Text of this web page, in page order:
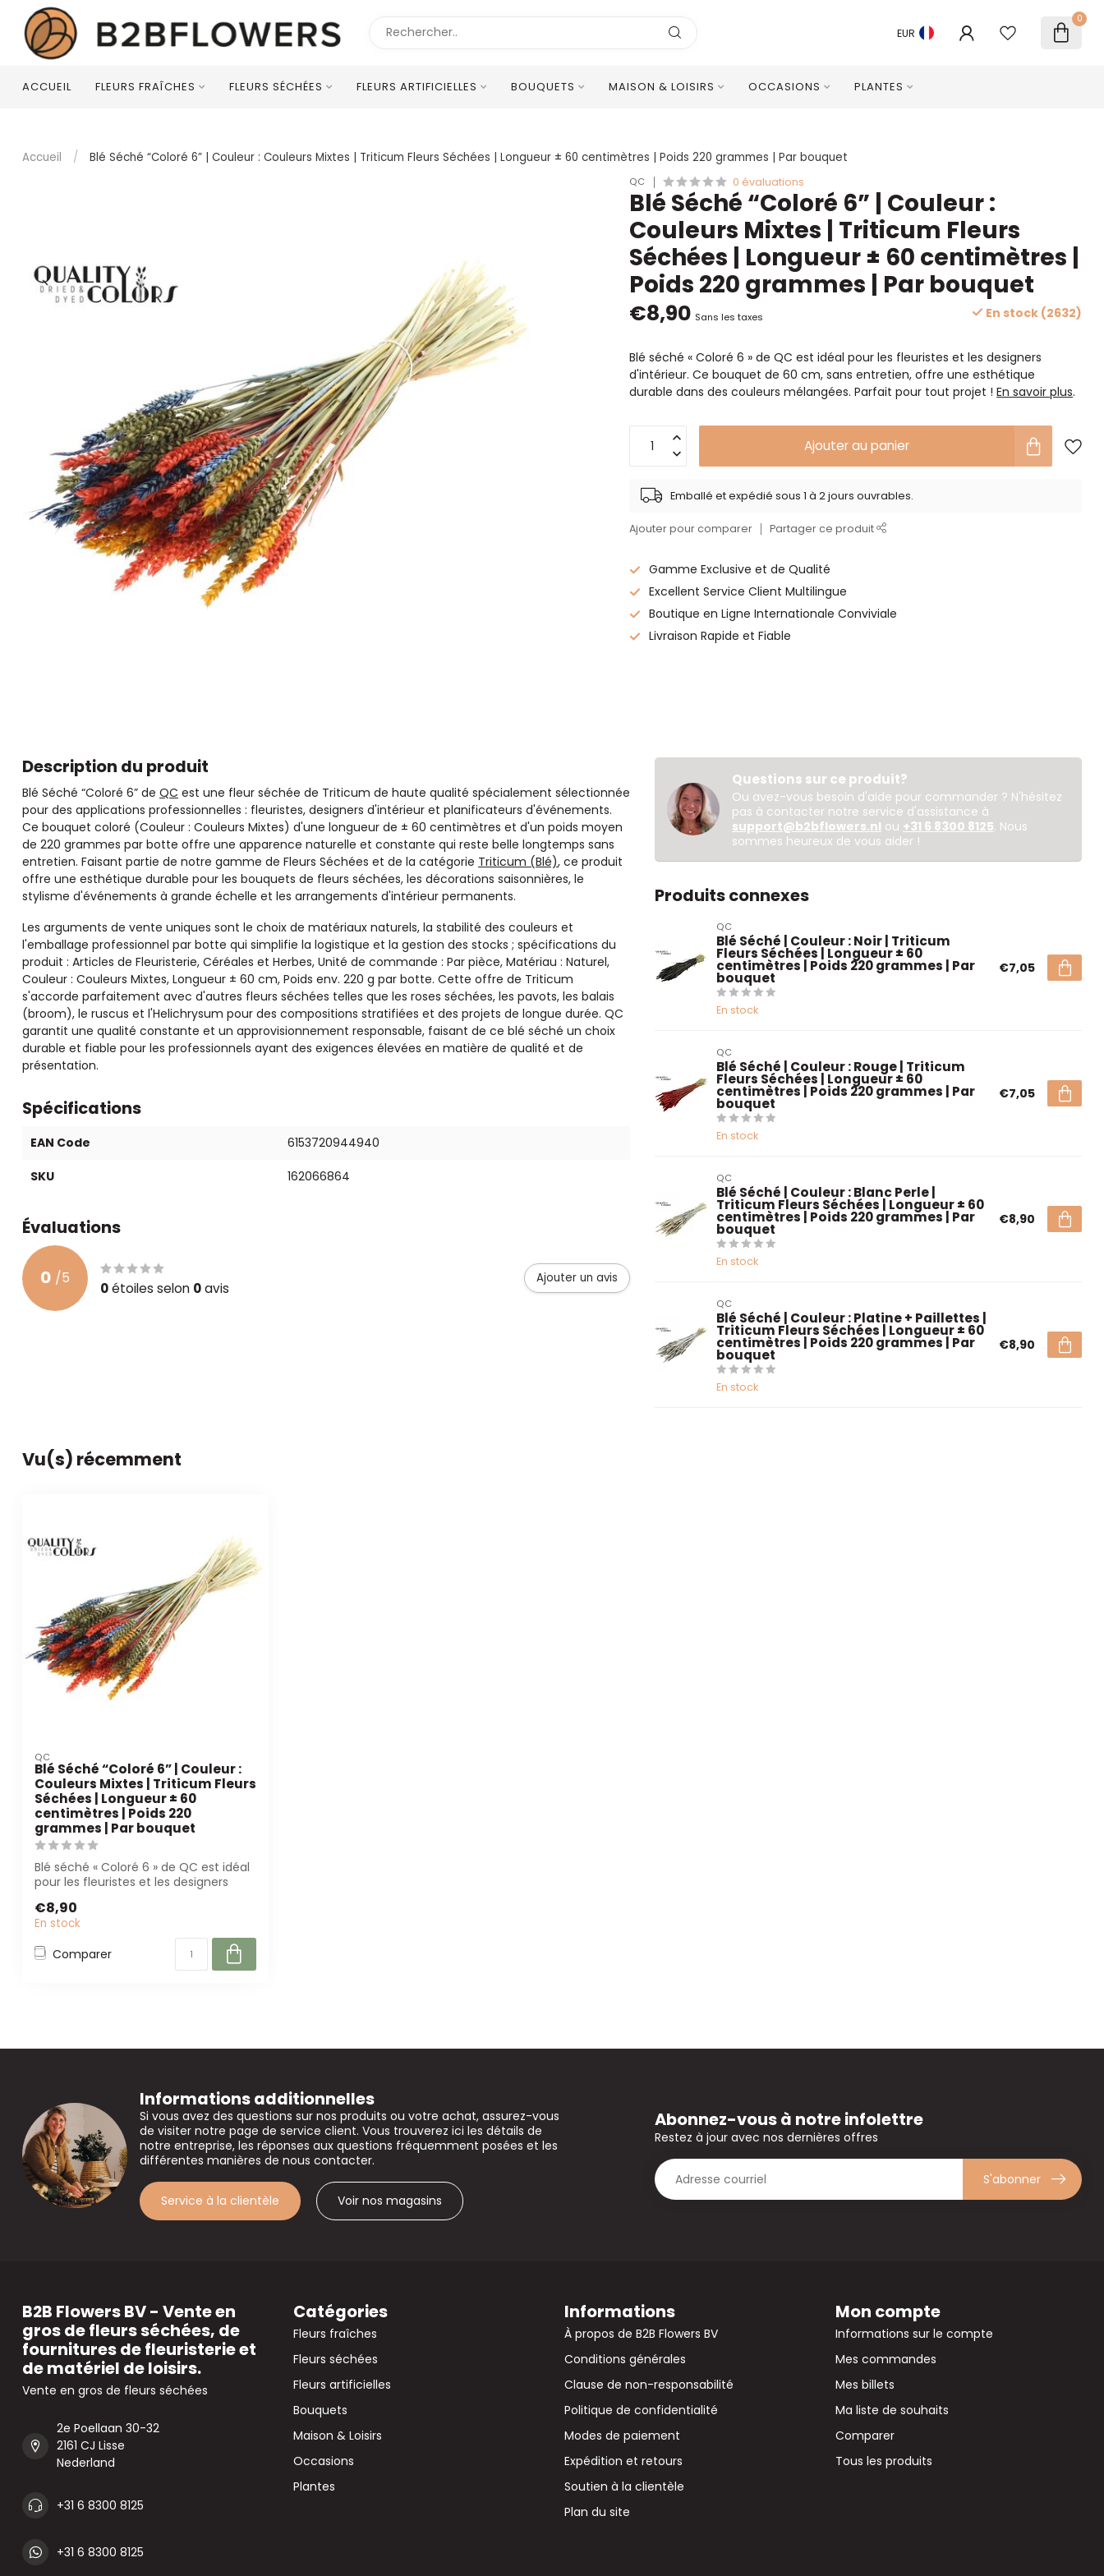
EUR
0
ACCUEIL FLEURS FRAÎCHES FLEURS SÉCHÉES FLEURS ARTIFICIELLES BOUQUETS MAISON & LOISIRS OCCASIONS PLANTES
Accueil / Blé Séché “Coloré 6” | Couleur : Couleurs Mixtes | Triticum Fleurs Séchées | Longueur ± 60 centimètres | Poids 220 grammes | Par bouquet
QC 0 évaluations
Blé Séché “Coloré 6” | Couleur :
Couleurs Mixtes | Triticum Fleurs
Séchées | Longueur ± 60 centimètres |
Poids 220 grammes | Par bouquet
€8,90 Sans les taxes En stock (2632)
Blé séché « Coloré 6 » de QC est idéal pour les fleuristes et les designers
d'intérieur. Ce bouquet de 60 cm, sans entretien, offre une esthétique
durable dans des couleurs mélangées. Parfait pour tout projet !En savoir plus.
Ajouter au panier
Emballé et expédié sous 1 à 2 jours ouvrables.
Ajouter pour comparer Partager ce produit
Gamme Exclusive et de Qualité
Excellent Service Client Multilingue
Boutique en Ligne Internationale Conviviale
Livraison Rapide et Fiable
Description du produit
Blé Séché “Coloré 6” de QC est une fleur séchée de Triticum de haute qualité spécialement sélectionnée
pour des applications professionnelles : fleuristes, designers d'intérieur et planificateurs d'événements.
Ce bouquet coloré (Couleur : Couleurs Mixtes) d'une longueur de ± 60 centimètres et d'un poids moyen
de 220 grammes par botte offre une apparence naturelle et constante qui reste belle longtemps sans
entretien. Faisant partie de notre gamme de Fleurs Séchées et de la catégorie Triticum (Blé), ce produit
offre une esthétique durable pour les bouquets de fleurs séchées, les décorations saisonnières, le
stylisme d'événements à grande échelle et les arrangements d'intérieur permanents.
Les arguments de vente uniques sont le choix de matériaux naturels, la stabilité des couleurs et
l'emballage professionnel par botte qui simplifie la logistique et la gestion des stocks ; spécifications du
produit : Articles de Fleuristerie, Céréales et Herbes, Unité de commande : Par pièce, Matériau : Naturel,
Couleur : Couleurs Mixtes, Longueur ± 60 cm, Poids env. 220 g par botte. Cette offre de Triticum
s'accorde parfaitement avec d'autres fleurs séchées telles que les roses séchées, les pavots, les balais
(broom), le ruscus et l'Helichrysum pour des compositions stratifiées et des projets de longue durée. QC
garantit une qualité constante et un approvisionnement responsable, faisant de ce blé séché un choix
durable et fiable pour les professionnels ayant des exigences élevées en matière de qualité et de
présentation.
Spécifications
EAN Code 6153720944940
SKU 162066864
Évaluations
0 /5
0étoiles selon 0avis
Ajouter un avis
Questions sur ce produit?
Ou avez-vous besoin d'aide pour commander ? N'hésitez
pas à contacter notre service d'assistance à
support@b2bflowers.nl ou +31 6 8300 8125. Nous
sommes heureux de vous aider !
Produits connexes
QC
Blé Séché | Couleur : Noir | Triticum
Fleurs Séchées | Longueur ± 60
centimètres | Poids 220 grammes | Par
bouquet
En stock
€7,05
QC
Blé Séché | Couleur : Rouge | Triticum
Fleurs Séchées | Longueur ± 60
centimètres | Poids 220 grammes | Par
bouquet
En stock
€7,05
QC
Blé Séché | Couleur : Blanc Perle |
Triticum Fleurs Séchées | Longueur ± 60
centimètres | Poids 220 grammes | Par
bouquet
En stock
€8,90
QC
Blé Séché | Couleur : Platine + Paillettes |
Triticum Fleurs Séchées | Longueur ± 60
centimètres | Poids 220 grammes | Par
bouquet
En stock
€8,90
Vu(s) récemment
QC
Blé Séché “Coloré 6” | Couleur :
Couleurs Mixtes | Triticum Fleurs
Séchées | Longueur ± 60
centimètres | Poids 220
grammes | Par bouquet
Blé séché « Coloré 6 » de QC est idéal
pour les fleuristes et les designers
€8,90
En stock
Comparer
Informations additionnelles
Si vous avez des questions sur nos produits ou votre achat, assurez-vous
de visiter notre page de service client. Vous trouverez ici les détails de
notre entreprise, les réponses aux questions fréquemment posées et les
différentes manières de nous contacter.
Service à la clientèle Voir nos magasins
Abonnez-vous à notre infolettre
Restez à jour avec nos dernières offres
S'abonner
B2B Flowers BV - Vente en
gros de fleurs séchées, de
fournitures de fleuristerie et
de matériel de loisirs.
Vente en gros de fleurs séchées
2e Poellaan 30-32
2161 CJ Lisse
Nederland
+31 6 8300 8125
+31 6 8300 8125
Catégories
Fleurs fraîches
Fleurs séchées
Fleurs artificielles
Bouquets
Maison & Loisirs
Occasions
Plantes
Informations
À propos de B2B Flowers BV
Conditions générales
Clause de non-responsabilité
Politique de confidentialité
Modes de paiement
Expédition et retours
Soutien à la clientèle
Plan du site
Mon compte
Informations sur le compte
Mes commandes
Mes billets
Ma liste de souhaits
Comparer
Tous les produits